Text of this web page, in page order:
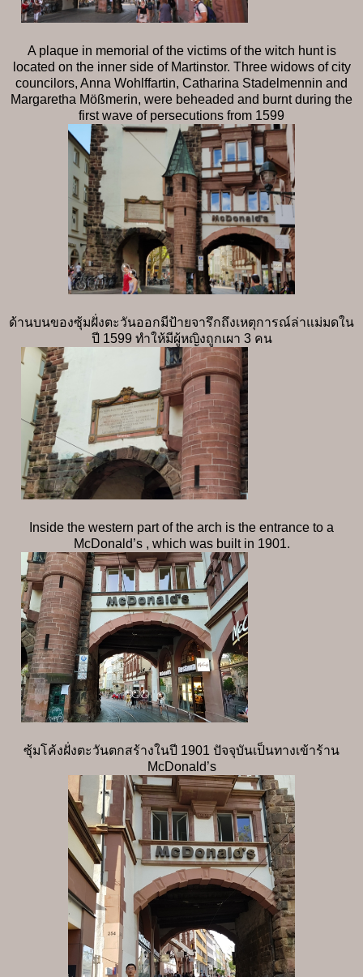
A plaque in memorial of the victims of the witch hunt is
located on the inner side of Martinstor. Three widows of city
councilors, Anna Wohlffartin, Catharina Stadelmennin and
Margaretha Mößmerin, were beheaded and burnt during the
first wave of persecutions from 1599
ด้านบนของซุ้มฝั่งตะวันออกมีป้ายจารึกถึงเหตุการณ์ล่าแม่มดใน
ปี 1599 ทำให้มีผู้หญิงถูกเผา 3 คน
Inside the western part of the arch is the entrance to a
McDonald’s , which was built in 1901.
ซุ้มโค้งฝั่งตะวันตกสร้างในปี 1901 ปัจจุบันเป็นทางเข้าร้าน
McDonald’s